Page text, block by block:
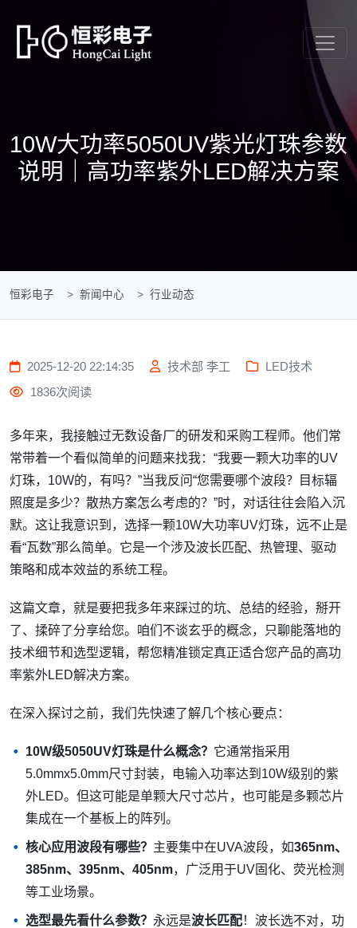
10W大功率5050UV紫光灯珠参数
说明｜高功率紫外LED解决方案
恒彩电子 新闻中心 行业动态
2025-12-20 22:14:35 技术部 李工
LED技术
1836次阅读
多年来，我接触过无数设备厂的研发和采购工程师。他们常
常带着一个看似简单的问题来找我：“我要一颗大功率的UV
灯珠，10W的，有吗？”当我反问“您需要哪个波段？目标辐
照度是多少？散热方案怎么考虑的？”时，对话往往会陷入沉
默。这让我意识到，选择一颗10W大功率UV灯珠，远不止是
看“瓦数”那么简单。它是一个涉及波长匹配、热管理、驱动
策略和成本效益的系统工程。
这篇文章，就是要把我多年来踩过的坑、总结的经验，掰开
了、揉碎了分享给您。咱们不谈玄乎的概念，只聊能落地的
技术细节和选型逻辑，帮您精准锁定真正适合您产品的高功
率紫外LED解决方案。
在深入探讨之前，我们先快速了解几个核心要点：
10W级5050UV灯珠是什么概念？ 它通常指采用
5.0mmx5.0mm尺寸封装，电输入功率达到10W级别的紫
外LED。但这可能是单颗大尺寸芯片，也可能是多颗芯片
集成在一个基板上的阵列。
核心应用波段有哪些？ 主要集中在UVA波段，如365nm、
385nm、395nm、405nm，广泛用于UV固化、荧光检测
等工业场景。
选型最先看什么参数？ 永远是波长匹配！波长选不对，功